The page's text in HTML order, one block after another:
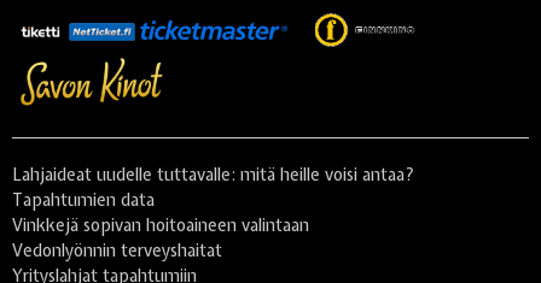
Lahjaideat uudelle tuttavalle: mitä heille voisi antaa?
Tapahtumien data
Vinkkejä sopivan hoitoaineen valintaan
Vedonlyönnin terveyshaitat
Yrityslahjat tapahtumiin